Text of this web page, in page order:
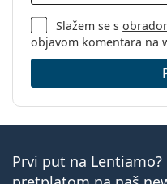
Slažem se s
objavom komentara na
Prvi put na